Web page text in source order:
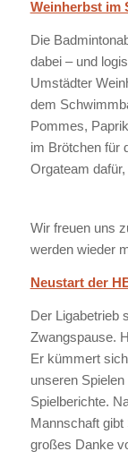
Weinherbst im
Die
dabei – und
Umstädter
dem
Pommes,
im Brötchen für
Orgateam
Wir freuen uns
werden wieder
Neustart der
Der Ligabetrieb
Zwangspause.
Er kümmert
unseren
Spielberichte.
Mannschaft gibt
großes Danke